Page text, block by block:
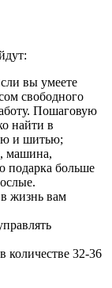
вы умеете
свободного
Пошаговую
найти в
и шитью;
машина,
подарка больше
жизнь вам
количестве 32-36